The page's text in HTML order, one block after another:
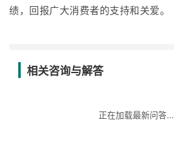
绩，回报广大消费者的支持和关爱。
相关咨询与解答
正在加载最新问答...